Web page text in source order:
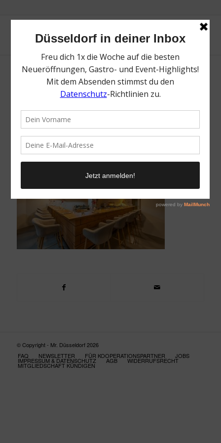
Shizen | Düsseldorf Flingern: Hotspots auf
© Copyright - Mr. Düsseldorf 2026
FAQ
NEWSLETTER FÜR KOOPERATIONSPARTNER JOBS
IMPRESSUM & DATENSCHUTZ AGB WIDERRUFSRECHT
MITGLIEDSCHAFT KÜNDIGEN